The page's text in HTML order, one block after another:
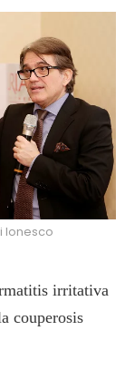
Ionesco
irritativa
couperosis